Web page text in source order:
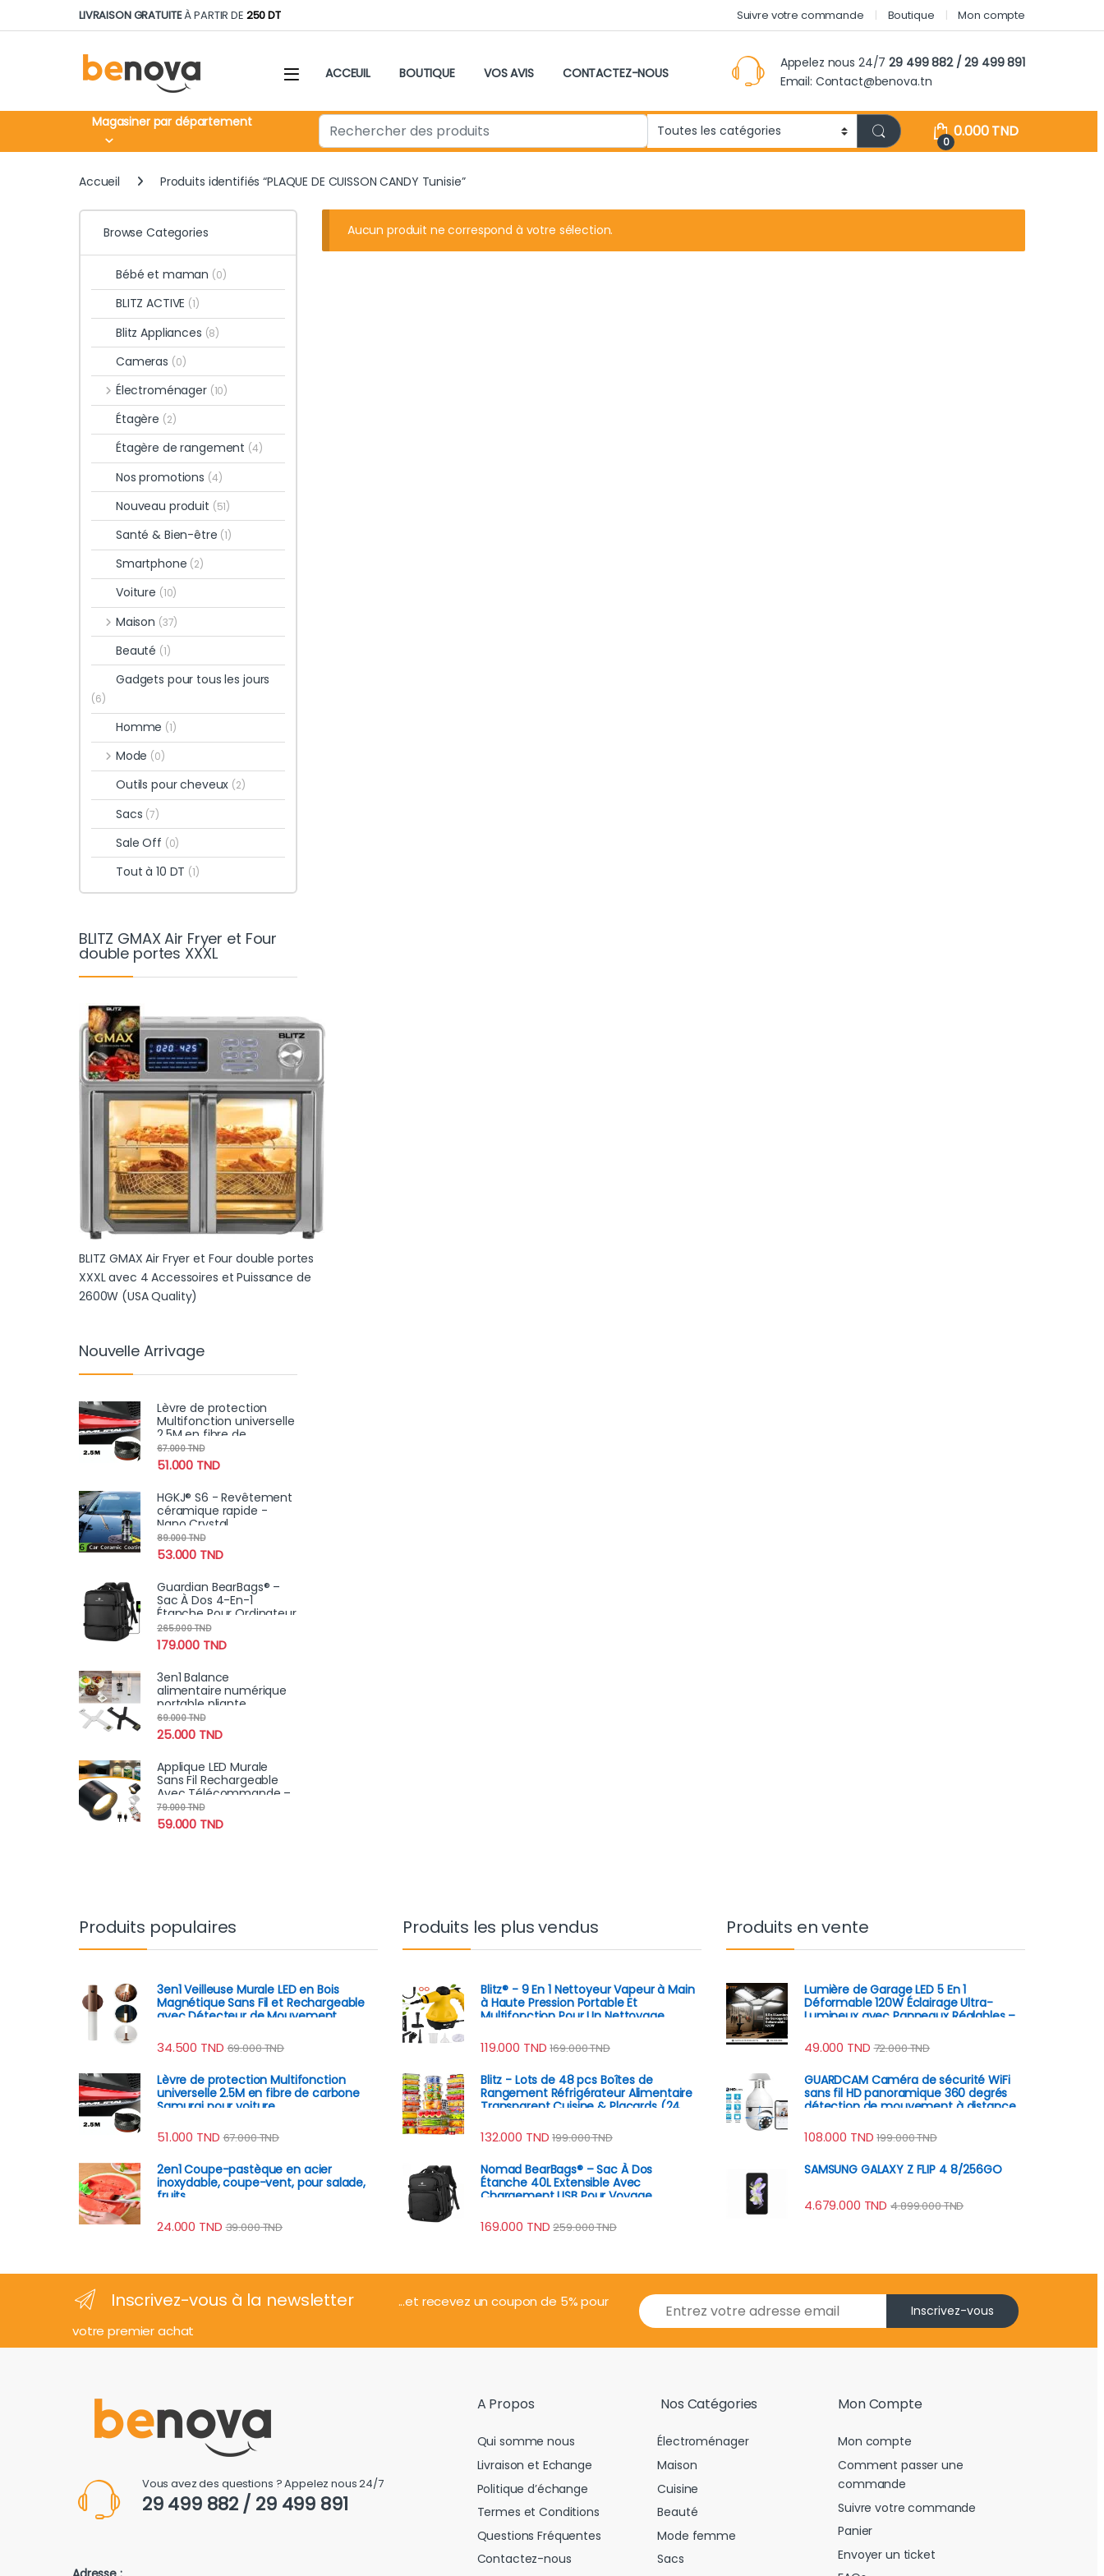
Skip to navigation
Skip to contentLIVRAISON GRATUITEÀ PARTIR DE 250 DT Suivre votre commande Boutique Mon compte
ACCEUIL BOUTIQUE VOS AVIS CONTACTEZ-NOUS
Appelez nous 24/729 499 882 / 29 499 891
Email: Contact@benova.tn
Magasiner par département Search for:
0
0.000TND
Accueil Produits identifiés “PLAQUE DE CUISSON CANDY Tunisie”
Aucun produit ne correspond à votre sélection.
Browse Categories
Bébé et maman (0)
BLITZ ACTIVE (1)
Blitz Appliances (8)
Cameras (0)
Électroménager (10)
Étagère (2)
Étagère de rangement (4)
Nos promotions (4)
Nouveau produit (51)
Santé & Bien-être (1)
Smartphone (2)
Voiture (10)
Maison (37)
Beauté (1)
Gadgets pour tous les jours
(6)
Homme (1)
Mode (0)
Outils pour cheveux (2)
Sacs (7)
Sale Off (0)
Tout à 10 DT (1)
BLITZ GMAX Air Fryer et Four
double portes XXXL
BLITZ GMAX Air Fryer et Four double portes
XXXL avec 4 Accessoires et Puissance de
2600W (USA Quality)
Nouvelle Arrivage
Lèvre de protection
Multifonction universelle
2.5M en fibre de
carbone Samurai pour
voiture
51.000 TND
67.000TND
HGKJ® S6 - Revêtement
céramique rapide -
Nano Crystal
Hydrophobe
imperméable pour
voiture contre la rouille,
53.000 TND
89.000TND
Guardian BearBags® –
Sac À Dos 4-En-1
Étanche Pour Ordinateur
Portable Avec
Chargement USB Pour
Voyage
179.000 TND
265.000TND
3en1 Balance
alimentaire numérique
portable pliante
compacte, très précise
avec écran LCD 5Kg
25.000 TND
69.000TND
Applique LED Murale
Sans Fil Rechargeable
Avec Télécommande –
Éclairage Tactile &
Pivotant 360°
59.000 TND
79.000TND
Produits populaires
3en1 Veilleuse Murale LED en Bois
Magnétique Sans Fil et Rechargeable
avec Détecteur de Mouvement
34.500 TND 69.000TND
Lèvre de protection Multifonction
universelle 2.5M en fibre de carbone
Samurai pour voiture
51.000 TND 67.000TND
2en1 Coupe-pastèque en acier
inoxydable, coupe-vent, pour salade,
fruits
24.000 TND 39.000TND
Produits les plus vendus
Blitz® - 9 En 1 Nettoyeur Vapeur à Main
à Haute Pression Portable Et
Multifonction Pour Un Nettoyage
119.000 TND 169.000TND
Blitz - Lots de 48 pcs Boîtes de
Rangement Réfrigérateur Alimentaire
Transparent Cuisine & Placards (24
132.000 TND 199.000TND
Nomad BearBags® – Sac À Dos
Étanche 40L Extensible Avec
Chargement USB Pour Voyage
169.000 TND 259.000TND
Produits en vente
Lumière de Garage LED 5 En 1
Déformable 120W Éclairage Ultra-
Lumineux avec Panneaux Réglables –
49.000 TND 72.000TND
GUARDCAM Caméra de sécurité WiFi
sans fil HD panoramique 360 degrés
détection de mouvement à distance
108.000 TND 199.000TND
SAMSUNG GALAXY Z FLIP 4 8/256GO
4.679.000 TND 4.899.000TND
Inscrivez-vous à la newsletter
...et recevez un coupon de 5% pour
votre premier achat
E
m
i
Inscrivez-vous
Vous avez des questions ? Appelez nous 24/7
29 499 882 / 29 499 891
A Propos
Qui somme nous
Livraison et Echange
Politique d’échange
Termes et Conditions
Questions Fréquentes
Contactez-nous
Nos Catégories
Électroménager
Maison
Cuisine
Beauté
Mode femme
Sacs
Mon Compte
Mon compte
Comment passer une
commande
Suivre votre commande
Panier
Envoyer un ticket